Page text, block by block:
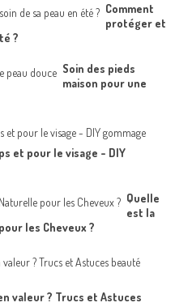
Comment
protéger et
?
Soin des pieds
maison pour une
et pour le visage - DIY
Quelle
est la
les Cheveux ?
valeur ? Trucs et Astuces